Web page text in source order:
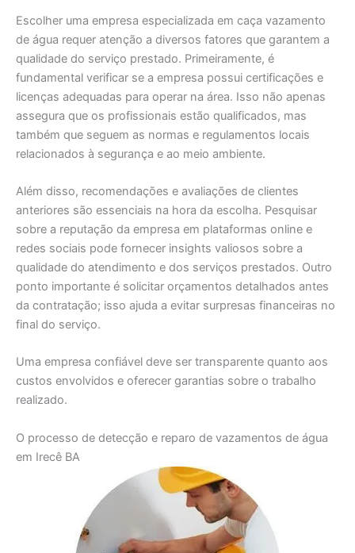
Escolher uma empresa especializada em caça vazamento
de água requer atenção a diversos fatores que garantem a
qualidade do serviço prestado. Primeiramente, é
fundamental verificar se a empresa possui certificações e
licenças adequadas para operar na área. Isso não apenas
assegura que os profissionais estão qualificados, mas
também que seguem as normas e regulamentos locais
relacionados à segurança e ao meio ambiente.
Além disso, recomendações e avaliações de clientes
anteriores são essenciais na hora da escolha. Pesquisar
sobre a reputação da empresa em plataformas online e
redes sociais pode fornecer insights valiosos sobre a
qualidade do atendimento e dos serviços prestados. Outro
ponto importante é solicitar orçamentos detalhados antes
da contratação; isso ajuda a evitar surpresas financeiras no
final do serviço.
Uma empresa confiável deve ser transparente quanto aos
custos envolvidos e oferecer garantias sobre o trabalho
realizado.
O processo de detecção e reparo de vazamentos de água
em Irecê BA